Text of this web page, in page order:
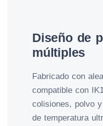
Diseño de
múltiples
Fabricado con
compatible con
colisiones, polvo
de temperatura